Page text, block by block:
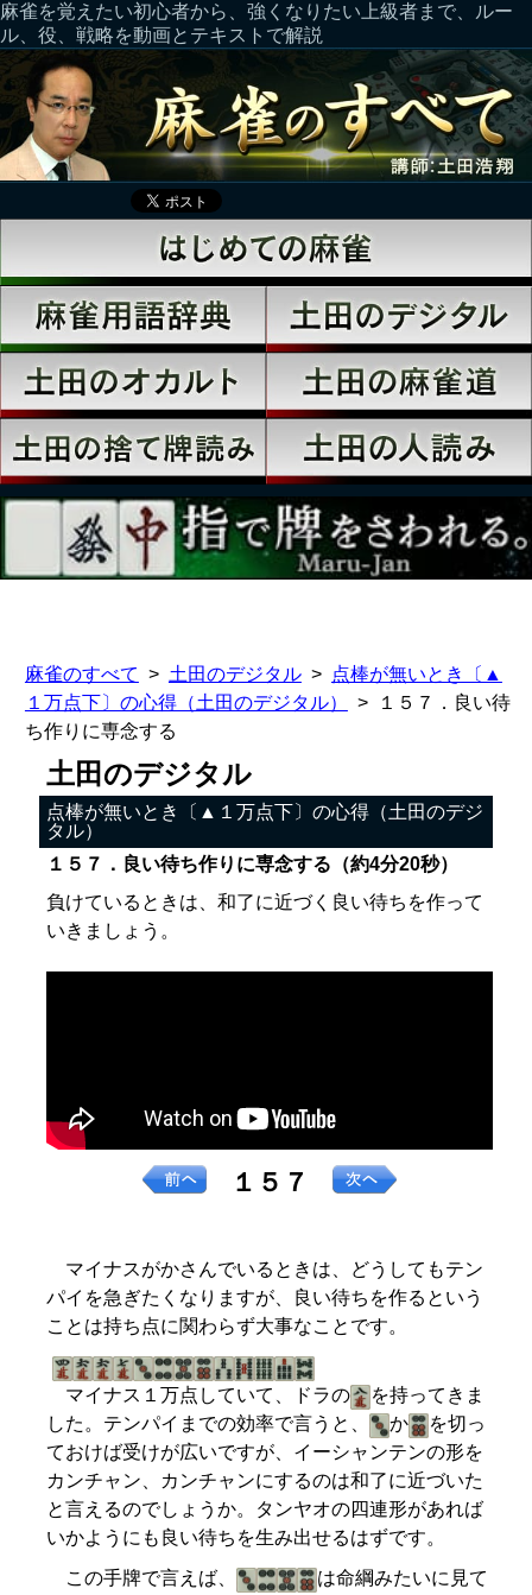
麻雀を覚えたい初心者から、強くなりたい上級者まで、ルー
ル、役、戦略を動画とテキストで解説
麻雀のすべて 土田のデジタル
点棒が無いとき〔▲
１万点下〕の心得（土田のデジタル）
１５７．良い待
ち作りに専念する
土田のデジタル
点棒が無いとき〔▲１万点下〕の心得（土田のデジ
タル）
１５７．良い待ち作りに専念する（約4分20秒）
負けているときは、和了に近づく良い待ちを作って
いきましょう。
１５７
マイナスがかさんでいるときは、どうしてもテン
パイを急ぎたくなりますが、良い待ちを作るという
ことは持ち点に関わらず大事なことです。
マイナス１万点していて、ドラの
を持ってきま
した。テンパイまでの効率で言うと、
か
を切っ
ておけば受けが広いですが、イーシャンテンの形を
カンチャン、カンチャンにするのは和了に近づいた
と言えるのでしょうか。タンヤオの四連形があれば
いかようにも良い待ちを生み出せるはずです。
この手牌で言えば、
は命綱みたいに見て